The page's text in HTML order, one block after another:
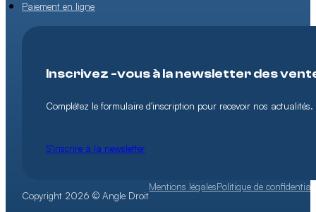
Paiement en ligne
Inscrivez -vous à la newsletter des
Complétez le formulaire d'inscription pour recevoir nos actualités.
S'inscrire à la newsletter
Copyright 2026 © Angle Droit
Mentions légalesPolitique de